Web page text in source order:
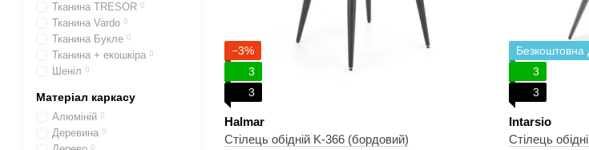
−3%
3
3
Halmar
Стілець обідній K-366 (бордовий)
Безкоштовна
3
3
Intarsio
Стілець
Тканина TRESOR 0
Тканина Vardo 0
Тканина Букле 0
Тканина + екошкіра 0
Шеніл 0
Матеріал каркасу
Алюміній 0
Деревина 0
0